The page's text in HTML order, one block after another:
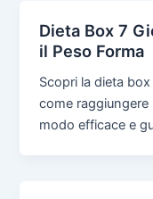
Dieta Box 7
il Peso Forma
Scopri la dieta
come
modo efficace e